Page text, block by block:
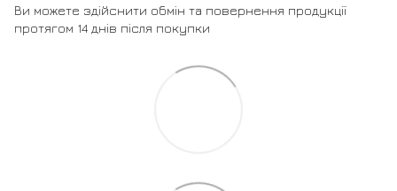
Ви можете здійснити обмін та повернення продукції
протягом 14 днів після покупки